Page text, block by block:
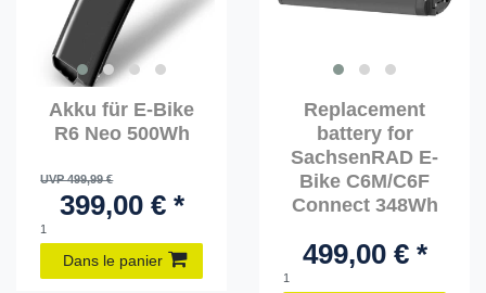
Akku für E-Bike
R6 Neo 500Wh
UVP 499,99 €
399,00 € *
1
Dans le panier
Replacement
battery for
SachsenRAD E-
Bike C6M/C6F
Connect 348Wh
499,00 € *
1